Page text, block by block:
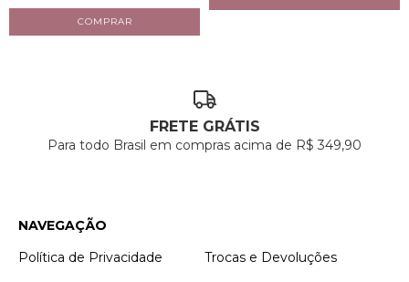
FRETE GRÁTIS
Para todo Brasil em compras acima de R$ 349,90
NAVEGAÇÃO
Política de Privacidade
Trocas e Devoluções